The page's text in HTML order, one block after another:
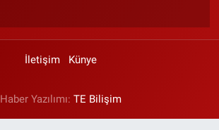
İletişim Künye
Haber Yazılımı: TE Bilişim